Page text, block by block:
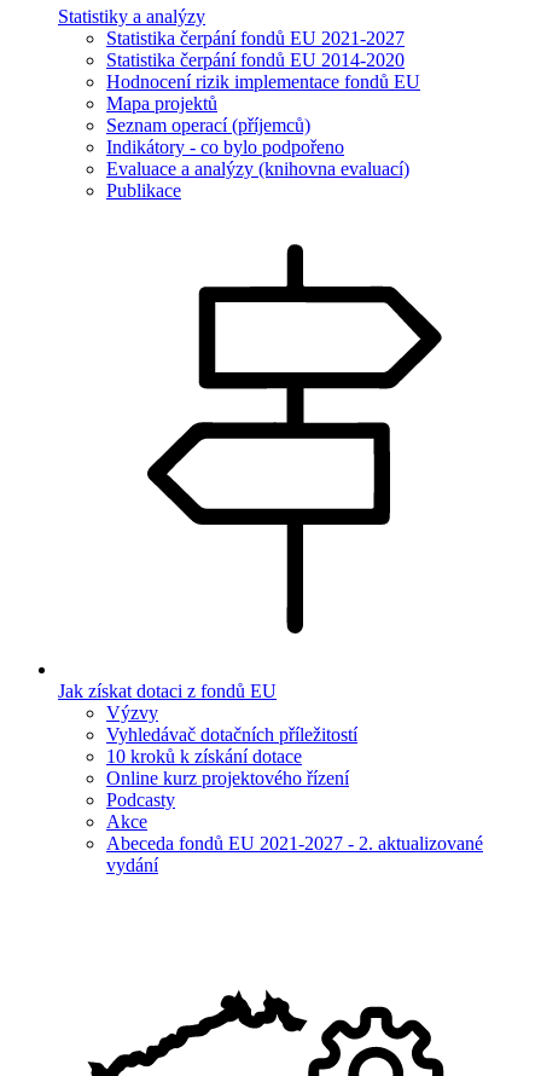
Statistiky a analýzy
Statistika čerpání fondů EU 2021-2027
Statistika čerpání fondů EU 2014-2020
Hodnocení rizik implementace fondů EU
Mapa projektů
Seznam operací (příjemců)
Indikátory - co bylo podpořeno
Evaluace a analýzy (knihovna evaluací)
Publikace
Jak získat dotaci z fondů EU
Výzvy
Vyhledávač dotačních příležitostí
10 kroků k získání dotace
Online kurz projektového řízení
Podcasty
Akce
Abeceda fondů EU 2021-2027 - 2. aktualizované
vydání